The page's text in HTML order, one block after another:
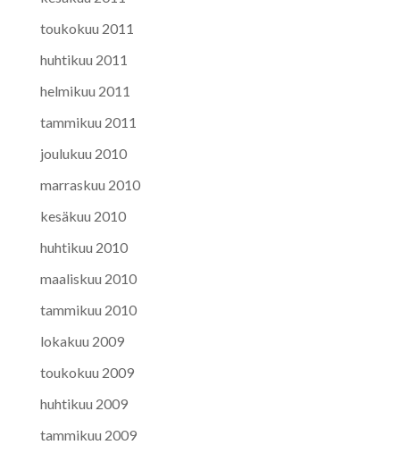
toukokuu 2011
huhtikuu 2011
helmikuu 2011
tammikuu 2011
joulukuu 2010
marraskuu 2010
kesäkuu 2010
huhtikuu 2010
maaliskuu 2010
tammikuu 2010
lokakuu 2009
toukokuu 2009
huhtikuu 2009
tammikuu 2009